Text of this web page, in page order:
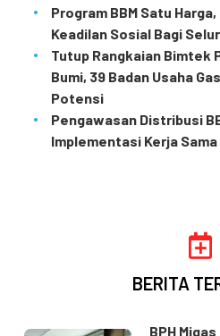
Program BBM Satu
Keadilan Sosial Bagi
Tutup Rangkaian Bimtek
Bumi, 39 Badan Usaha
Potensi
Pengawasan Distribusi
Implementasi Kerja Sama
BERITA
BPH Migas